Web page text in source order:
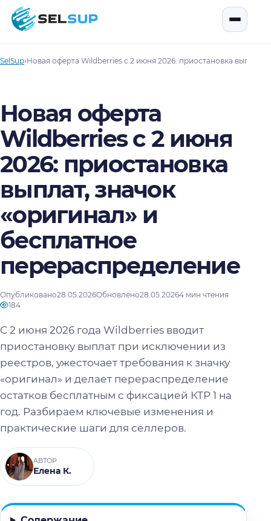
SelSup
SelSup›Новая оферта Wildberries с 2 июня 2026: приостановка выплат,
Новая оферта
Wildberries с 2 июня
2026: приостановка
выплат, значок
«оригинал» и
бесплатное
перераспределение
Опубликовано28.05.2026Обновлено28.05.20264 мин чтения
184
С 2 июня 2026 года Wildberries вводит
приостановку выплат при исключении из
реестров, ужесточает требования к значку
«оригинал» и делает перераспределение
остатков бесплатным с фиксацией КТР 1 на
год. Разбираем ключевые изменения и
практические шаги для селлеров.
АВТОР
Елена К.